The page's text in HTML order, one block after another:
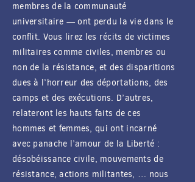
membres de la communauté
universitaire — ont perdu la vie dans le
conflit. Vous lirez les récits de victimes
militaires comme civiles, membres ou
non de la résistance, et des disparitions
dues à l’horreur des déportations, des
camps et des exécutions. D’autres,
relateront les hauts faits de ces
hommes et femmes, qui ont incarné
avec panache l’amour de la Liberté :
désobéissance civile, mouvements de
résistance, actions militantes, … nous